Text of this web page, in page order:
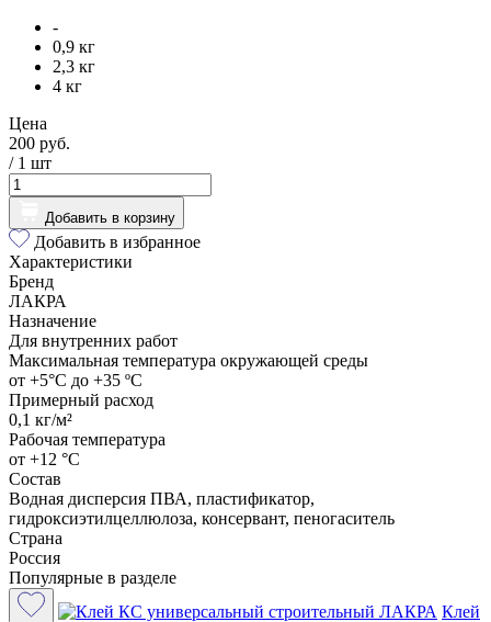
-
0,9 кг
2,3 кг
4 кг
Цена
200 руб.
/ 1 шт
Добавить в корзину
Добавить в избранное
Характеристики
Бренд
ЛАКРА
Назначение
Для внутренних работ
Максимальная температура окружающей среды
от +5°С до +35 ºC
Примерный расход
0,1 кг/м²
Рабочая температура
от +12 °С
Состав
Водная дисперсия ПВА, пластификатор,
гидроксиэтилцеллюлоза, консервант, пеногаситель
Страна
Россия
Популярные в разделе
Клей